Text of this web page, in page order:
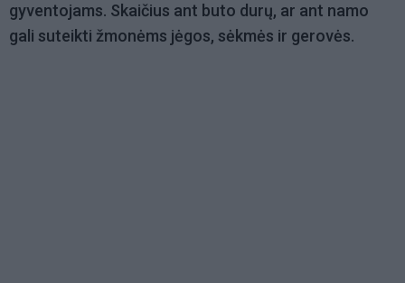
gyventojams. Skaičius ant buto durų, ar ant namo
gali suteikti žmonėms jėgos, sėkmės ir gerovės.